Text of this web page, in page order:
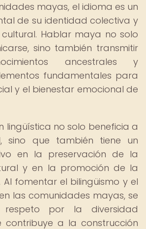
mayas, el idioma es un
de su identidad colectiva y
Hablar maya no solo
sino también transmitir
ancestrales y
fundamentales para
y el bienestar emocional de
lingüística no solo beneficia a
sino que también tiene un
en la preservación de la
y en la promoción de la
Al fomentar el bilingüismo y el
las comunidades mayas, se
respeto por la diversidad
contribuye a la construcción